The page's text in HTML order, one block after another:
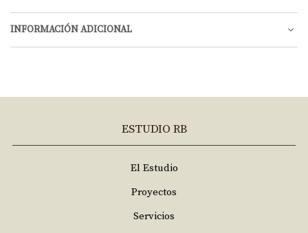
INFORMACIÓN ADICIONAL
ESTUDIO RB
El Estudio
Proyectos
Servicios